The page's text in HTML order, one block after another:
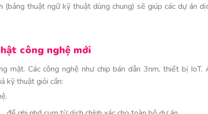
(bảng thuật ngữ kỹ thuật dùng chung) sẽ giúp các dự án
công nghệ mới
mặt. Các công nghệ như chip bán dẫn 3nm, thiết bị IoT,
kỹ thuật giỏi cần: